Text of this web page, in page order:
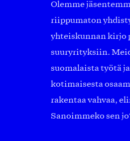
Olemme
riippumaton
yhteiskunnan kirjo
suuryrityksiin.
suomalaista työtä
kotimaisesta
rakentaa vahvaa,
Sanoimmeko sen